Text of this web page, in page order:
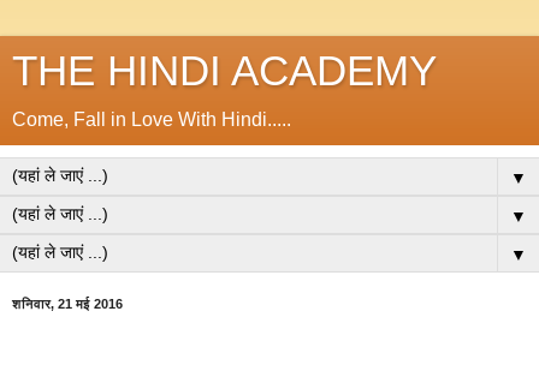
THE HINDI ACADEMY
Come, Fall in Love With Hindi.....
▼
▼
▼
शनिवार, 21 मई 2016